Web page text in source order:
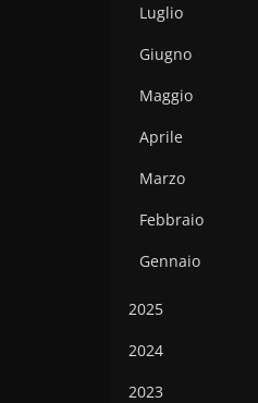
Luglio
Giugno
Maggio
Aprile
Marzo
Febbraio
Gennaio
2025
2024
2023